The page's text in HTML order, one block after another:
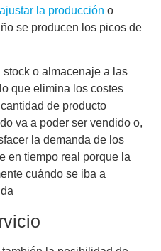
la producción o
se producen los picos de
o almacenaje a las
que elimina los costes
de producto
va a poder ser vendido o,
la demanda de los
en tiempo real porque la
cuándo se iba a